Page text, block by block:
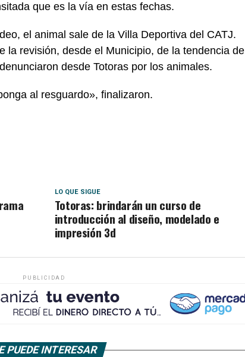
que es la vía en estas fechas.
el animal sale de la Villa Deportiva del CATJ.
la revisión, desde el Municipio, de la tendencia de
desde Totoras por los animales.
al resguardo», finalizaron.
LO QUE SIGUE
Totoras: brindarán un curso de
introducción al diseño, modelado e
impresión 3d
PUBLICIDAD
PUEDE INTERESAR